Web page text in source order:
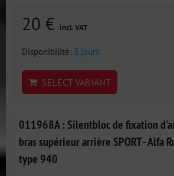
20 € incl. VAT
Disponibilité: 3 jours
SELECT VARIANT
011968A : Silentbloc de fixation
bras supérieur arrière SPORT - Alfa
type 940